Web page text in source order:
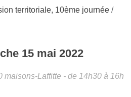
territoriale, 10ème journée /
15 mai 2022
maisons-Laffitte - de 14h30 à 16h